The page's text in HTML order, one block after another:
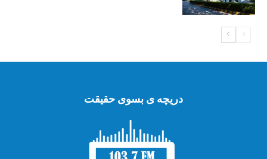
دریچه ی بسوی حقیقت